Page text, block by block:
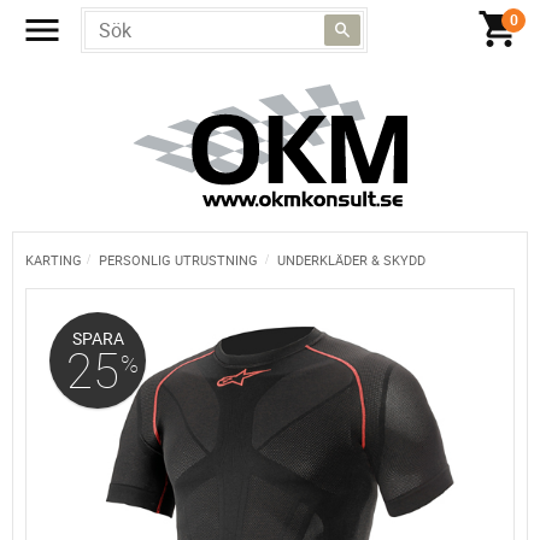
KARTING PERSONLIG UTRUSTNING UNDERKLÄDER & SKYDD
SPARA
25%